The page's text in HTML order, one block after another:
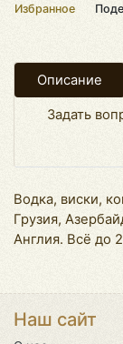
Избранное
Описание
Задать
Водка, виски,
Грузия,
Англия. Всё до
Наш сайт